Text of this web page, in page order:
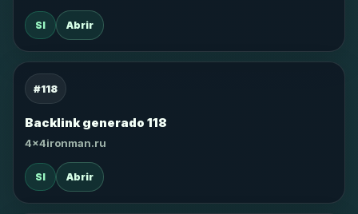
SI Abrir
#118
Backlink generado 118
4x4ironman.ru
SI Abrir